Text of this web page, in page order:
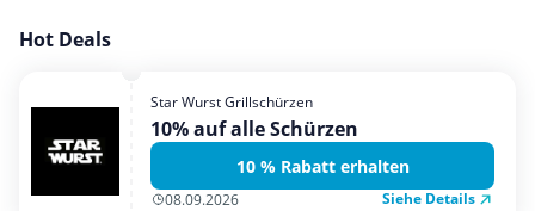
Garten, Haushalt & Tiere
Mobilfunk & Internet
Mode & Accessoires
Shopping
Hot Deals
Star Wurst Grillschürzen
10% auf alle Schürzen
10 % Rabatt erhalten
08.09.2026 Siehe Details